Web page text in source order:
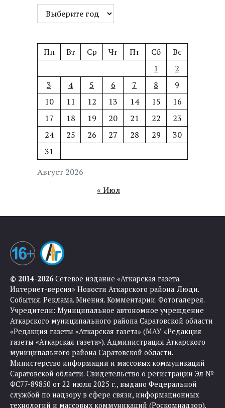
Август 2026
Пн Вт Ср Чт Пт Сб
Вс
1
2
3
4 5 6 7 8
9
10
11 12 13 14 15
16
17
18 19 20 21 22
23
24
25 26 27 28 29
30
31
« Июл
© 2014-2026Сетевое издание «Аткарская газета.
Интернет-версия» Новости Аткарского района. Люди.
События. Реклама. Мнения. Комментарии. Фотогалерея.
Учредители: Муниципальное автономное учреждение
Аткарского муниципального района Саратовской области
«Редакция газеты «Аткарская газета» (МАУ «Редакция
газеты «Аткарская газета»). Администрация Аткарского
муниципального района Саратовской области.
Министерство информации и массовых коммуникаций
Саратовской области. Свидетельство о регистрации Эл №
ФС77-89850 от 22 июля 2025 г., выдано Федеральной
службой по надзору в сфере связи, информационных
технологий и массовых коммуникаций (Роскомнадзор).